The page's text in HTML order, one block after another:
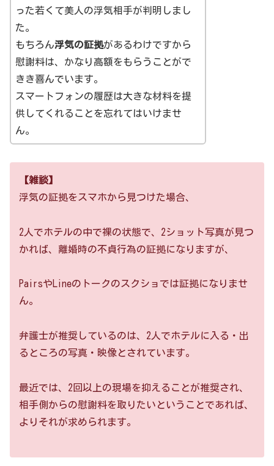
った若くて美人の浮気相手が判明しまし
た。
もちろん浮気の証拠があるわけですから
慰謝料は、かなり高額をもらうことがで
きき喜んでいます。
スマートフォンの履歴は大きな材料を提
供してくれることを忘れてはいけませ
ん。
【雑談】
浮気の証拠をスマホから見つけた場合、
2人でホテルの中で裸の状態で、2ショット写真が見つ
かれば、離婚時の不貞行為の証拠になりますが、
PairsやLineのトークのスクショでは証拠になりませ
ん。
弁護士が推奨しているのは、2人でホテルに入る・出
るところの写真・映像とされています。
最近では、2回以上の現場を抑えることが推奨され、
相手側からの慰謝料を取りたいということであれば、
よりそれが求められます。